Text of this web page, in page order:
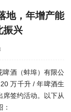
地，年增产能
振兴
啤酒（蚌埠）有限公
万千升 / 年啤酒生
席签约活动。以下从